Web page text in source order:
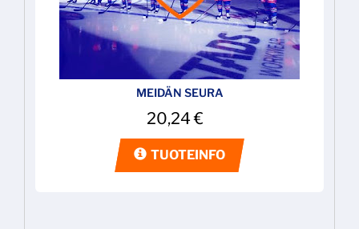
MEIDÄN SEURA
20,24€
TUOTEINFO